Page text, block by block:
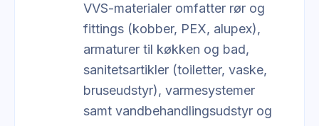
VVS-materialer omfatter rør og
fittings (kobber, PEX, alupex),
armaturer til køkken og bad,
sanitetsartikler (toiletter, vaske,
bruseudstyr), varmesystemer
samt vandbehandlingsudstyr og